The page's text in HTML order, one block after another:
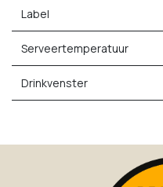
Label
Serveertemperatuur
Drinkvenster